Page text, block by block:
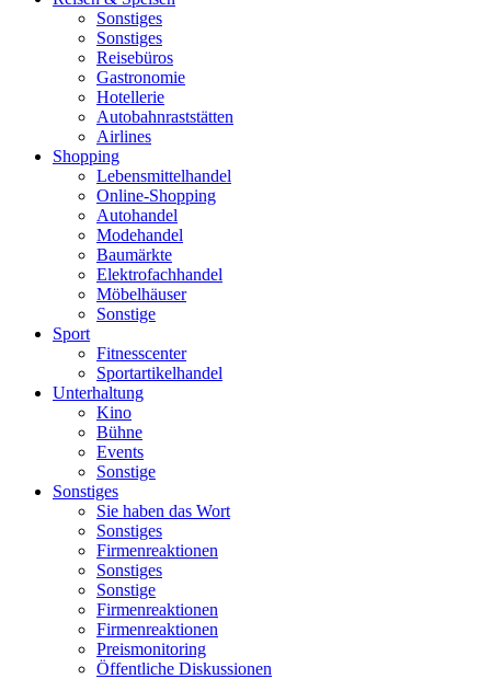
Sonstiges
Sonstiges
Reisebüros
Gastronomie
Hotellerie
Autobahnraststätten
Airlines
Shopping
Lebensmittelhandel
Online-Shopping
Autohandel
Modehandel
Baumärkte
Elektrofachhandel
Möbelhäuser
Sonstige
Sport
Fitnesscenter
Sportartikelhandel
Unterhaltung
Kino
Bühne
Events
Sonstige
Sonstiges
Sie haben das Wort
Sonstiges
Firmenreaktionen
Sonstiges
Sonstige
Firmenreaktionen
Firmenreaktionen
Preismonitoring
Öffentliche Diskussionen